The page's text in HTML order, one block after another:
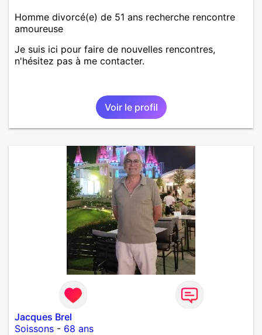
Homme divorcé(e) de 51 ans recherche rencontre
amoureuse
Je suis ici pour faire de nouvelles rencontres,
n'hésitez pas à me contacter.
Voir le profil
Jacques Brel
Soissons - 68 ans